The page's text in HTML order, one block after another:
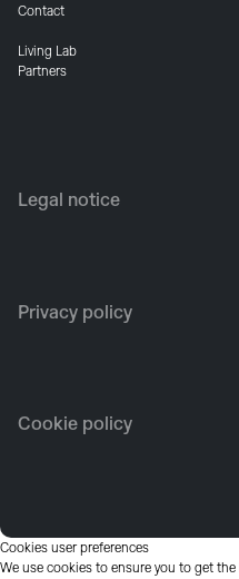
Contact
Living Lab
Partners
Legal notice
Privacy policy
Cookie policy
Cookies user preferences
We use cookies to ensure you to get